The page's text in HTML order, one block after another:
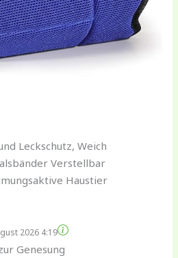
Leckschutz, Weich
Verstellbar
Haustier
2026 4:19
Genesung